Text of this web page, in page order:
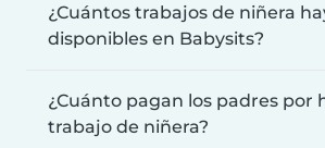
¿Cuántos trabajos de niñera
disponibles en Babysits?
¿Cuánto pagan los padres por
trabajo de niñera?